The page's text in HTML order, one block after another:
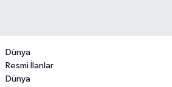
Dünya
Resmi İlanlar
Dünya